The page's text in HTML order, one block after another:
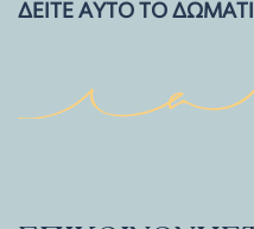
ΔΕΊΤΕ ΑΥΤΌ ΤΟ